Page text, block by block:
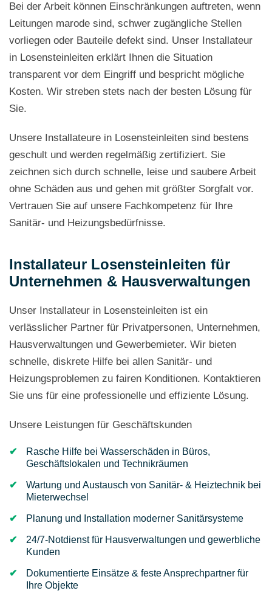
Bei der Arbeit können Einschränkungen auftreten, wenn
Leitungen marode sind, schwer zugängliche Stellen
vorliegen oder Bauteile defekt sind. Unser Installateur
in Losensteinleiten erklärt Ihnen die Situation
transparent vor dem Eingriff und bespricht mögliche
Kosten. Wir streben stets nach der besten Lösung für
Sie.
Unsere Installateure in Losensteinleiten sind bestens
geschult und werden regelmäßig zertifiziert. Sie
zeichnen sich durch schnelle, leise und saubere Arbeit
ohne Schäden aus und gehen mit größter Sorgfalt vor.
Vertrauen Sie auf unsere Fachkompetenz für Ihre
Sanitär- und Heizungsbedürfnisse.
Installateur Losensteinleiten für
Unternehmen & Hausverwaltungen
Unser Installateur in Losensteinleiten ist ein
verlässlicher Partner für Privatpersonen, Unternehmen,
Hausverwaltungen und Gewerbemieter. Wir bieten
schnelle, diskrete Hilfe bei allen Sanitär- und
Heizungsproblemen zu fairen Konditionen. Kontaktieren
Sie uns für eine professionelle und effiziente Lösung.
Unsere Leistungen für Geschäftskunden
Rasche Hilfe bei Wasserschäden in Büros,
Geschäftslokalen und Technikräumen
Wartung und Austausch von Sanitär- & Heiztechnik bei
Mieterwechsel
Planung und Installation moderner Sanitärsysteme
24/7-Notdienst für Hausverwaltungen und gewerbliche
Kunden
Dokumentierte Einsätze & feste Ansprechpartner für
Ihre Objekte